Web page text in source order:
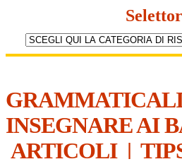
INSEGNARE AI
ARTICOLI|